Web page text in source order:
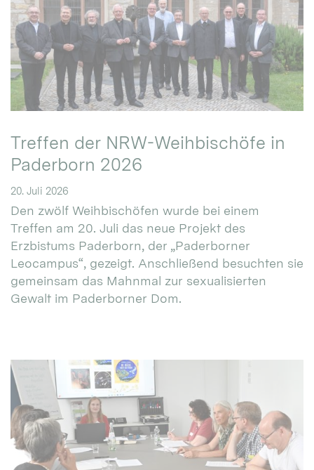
Treffen der NRW-Weihbischöfe in
Paderborn 2026
20. Juli 2026
Den zwölf Weihbischöfen wurde bei einem
Treffen am 20. Juli das neue Projekt des
Erzbistums Paderborn, der „Paderborner
Leocampus“, gezeigt. Anschließend besuchten sie
gemeinsam das Mahnmal zur sexualisierten
Gewalt im Paderborner Dom.